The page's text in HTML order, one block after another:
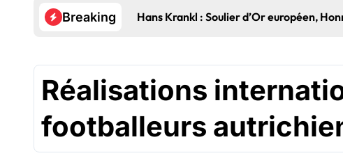
Breaking
Réalisations
footballeurs